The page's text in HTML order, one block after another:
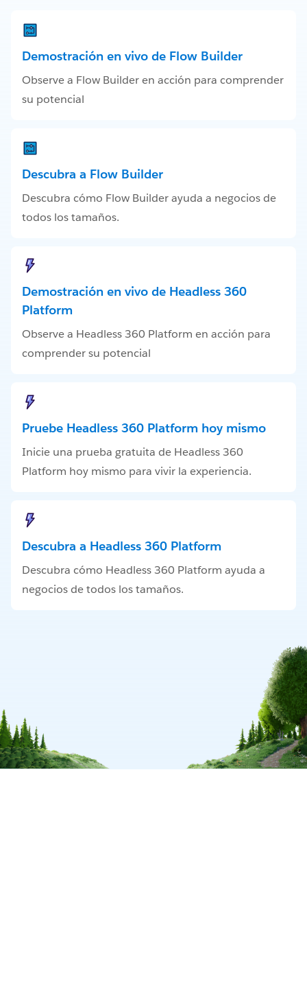
Demostración en vivo de Flow Builder
Observe a Flow Builder en acción para comprender
su potencial
Descubra a Flow Builder
Descubra cómo Flow Builder ayuda a negocios de
todos los tamaños.
Demostración en vivo de Headless 360
Platform
Observe a Headless 360 Platform en acción para
comprender su potencial
Pruebe Headless 360 Platform hoy mismo
Inicie una prueba gratuita de Headless 360
Platform hoy mismo para vivir la experiencia.
Descubra a Headless 360 Platform
Descubra cómo Headless 360 Platform ayuda a
negocios de todos los tamaños.